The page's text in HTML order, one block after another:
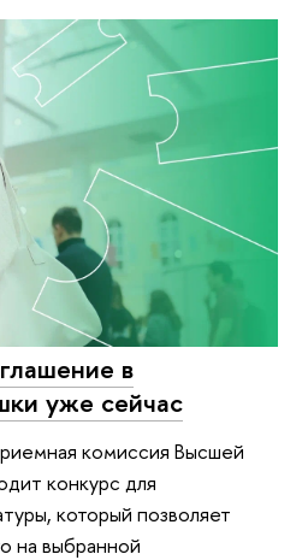
в
уже сейчас
комиссия Высшей
конкурс для
который позволяет
на выбранной